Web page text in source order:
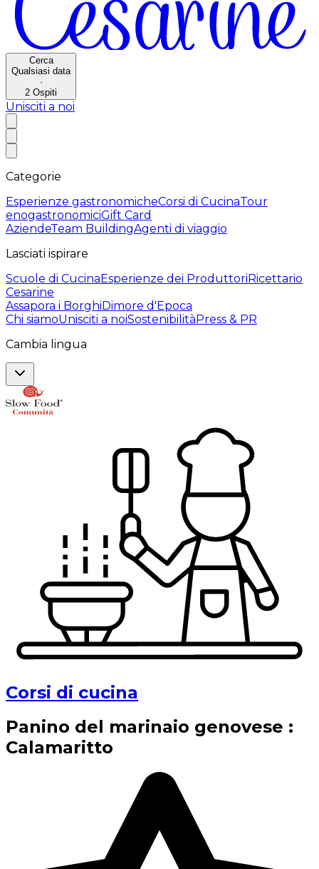
Cerca
Qualsiasi data
·
2 Ospiti
Unisciti a noi
Categorie
Esperienze gastronomicheCorsi di CucinaTour
enogastronomiciGift Card
AziendeTeam BuildingAgenti di viaggio
Lasciati ispirare
Scuole di CucinaEsperienze dei ProduttoriRicettario
Cesarine
Assapora i BorghiDimore d'Epoca
Chi siamoUnisciti a noiSostenibilitàPress & PR
Cambia lingua
Corsi di cucina
Panino del marinaio genovese :
Calamaritto